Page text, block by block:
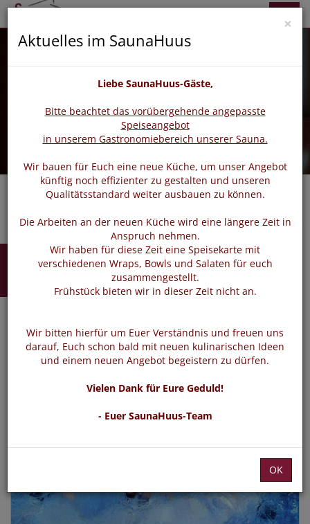
zurück
Buchen
×
Aktuelles im SaunaHuus
Liebe SaunaHuus-Gäste,
Bitte beachtet das vorübergehende angepasste
Speiseangebot
in unserem Gastronomiebereich unserer Sauna.
Wir bauen für Euch eine neue Küche, um unser Angebot
künftig noch effizienter zu gestalten und unseren
Qualitätsstandard weiter ausbauen zu können.
Die Arbeiten an der neuen Küche wird eine längere Zeit in
Anspruch nehmen.
Wir haben für diese Zeit eine Speisekarte mit
verschiedenen Wraps, Bowls und Salaten für euch
zusammengestellt.
Frühstück bieten wir in dieser Zeit nicht an.
Wir bitten hierfür um Euer Verständnis und freuen uns
darauf, Euch schon bald mit neuen kulinarischen Ideen
und einem neuen Angebot begeistern zu dürfen.
Vielen Dank für Eure Geduld!
- Euer SaunaHuus-Team
OK